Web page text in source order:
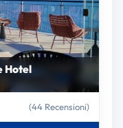
Hotel
(44 Recensioni)